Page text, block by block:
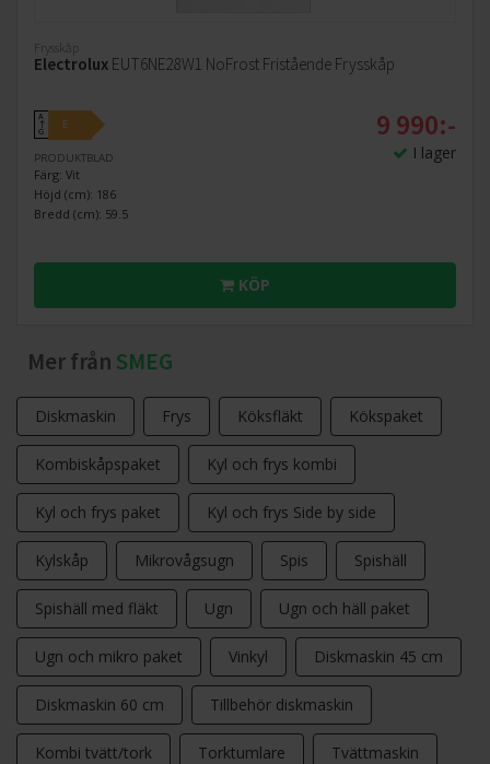
Frysskåp
Electrolux EUT6NE28W1 NoFrost Fristående Frysskåp
A
↑
G
E
PRODUKTBLAD
Färg: Vit
Höjd (cm): 186
Bredd (cm): 59.5
9 990:-
I lager
KÖP
Mer från SMEG
Diskmaskin Frys Köksfläkt Kökspaket
Kombiskåpspaket Kyl och frys kombi
Kyl och frys paket Kyl och frys Side by side
Kylskåp Mikrovågsugn Spis Spishäll
Spishäll med fläkt Ugn Ugn och häll paket
Ugn och mikro paket Vinkyl Diskmaskin 45 cm
Diskmaskin 60 cm Tillbehör diskmaskin
Kombi tvätt/tork Torktumlare Tvättmaskin